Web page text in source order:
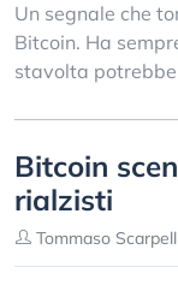
Un segnale che
Bitcoin. Ha
stavolta
Bitcoin
rialzisti
Tommaso